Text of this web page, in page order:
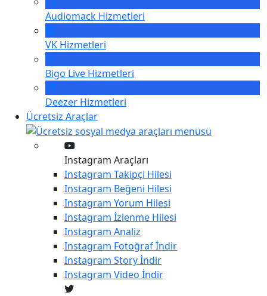
Audiomack Hizmetleri
VK Hizmetleri
Bigo Live Hizmetleri
Deezer Hizmetleri
Ücretsiz Araçlar
Instagram Araçları
Instagram Takipçi Hilesi
Instagram Beğeni Hilesi
Instagram Yorum Hilesi
Instagram İzlenme Hilesi
Instagram Analiz
Instagram Fotoğraf İndir
Instagram Story İndir
Instagram Video İndir